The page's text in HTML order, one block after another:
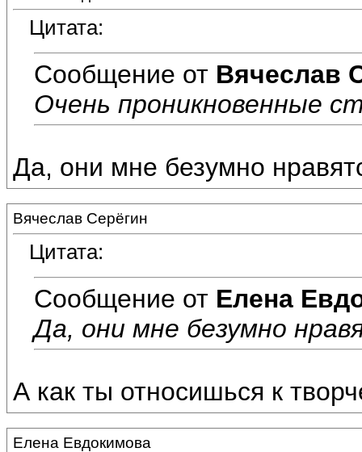
Цитата:
Сообщение от Вячеслав
Очень проникновенные
Да, они мне безумно
Вячеслав Серёгин
Цитата:
Сообщение от Елена
Да, они мне безумно
А как ты относишься к
Елена Евдокимова